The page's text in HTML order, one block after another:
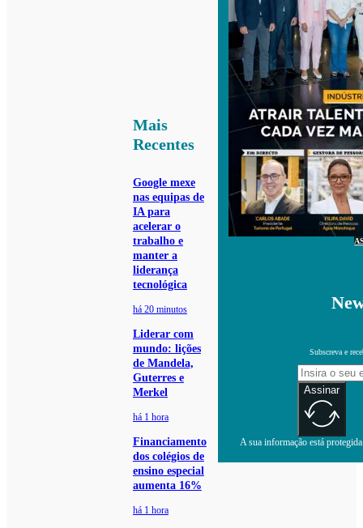
Mais
Recentes
Google mexe
nas equipas de
IA para
acelerar o
trabalho e
manter a
liderança
tecnológica
há 20 minutos
Liderar com
mundo: lições
de Mandela,
Guterres e
Merkel
há 1 hora
Financiamento
dos colégios de
ensino especial
aumenta 16%
há 1 hora
Subscreva e
Assinar
A sua informação está